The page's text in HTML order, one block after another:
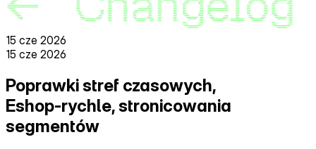
15 cze 2026
15 cze 2026
Poprawki stref czasowych,
Eshop‑rychle, stronicowania
segmentów